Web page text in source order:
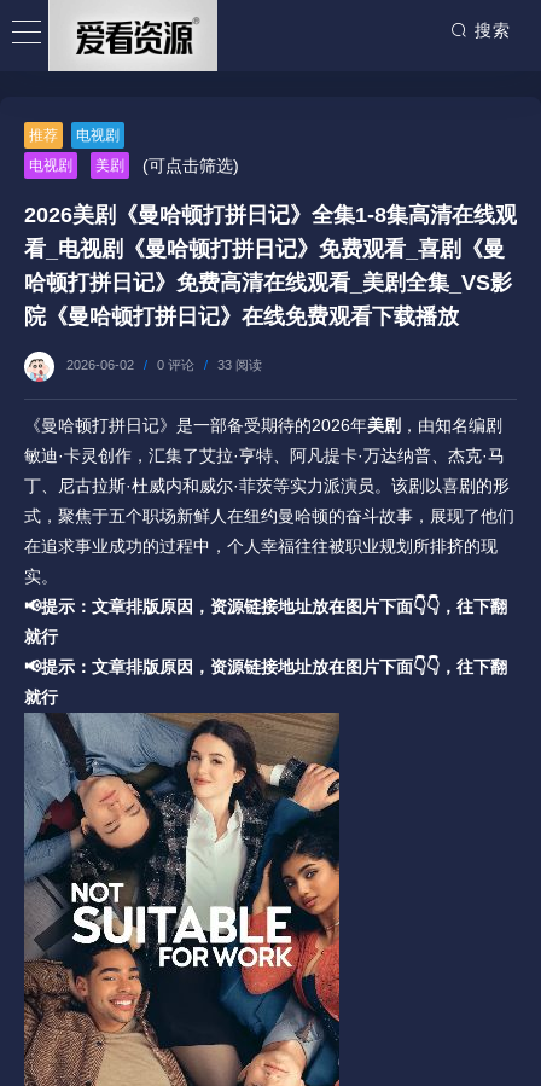
搜索
推荐
电视剧
电视剧
美剧 (可点击筛选)
2026美剧《曼哈顿打拼日记》全集1-8集高清在线观
看_电视剧《曼哈顿打拼日记》免费观看_喜剧《曼
哈顿打拼日记》免费高清在线观看_美剧全集_VS影
院《曼哈顿打拼日记》在线免费观看下载播放
2026-06-02 / 0 评论 / 33 阅读
《曼哈顿打拼日记》是一部备受期待的2026年美剧 ，由知名编剧
敏迪·卡灵创作，汇集了艾拉·亨特、阿凡提卡·万达纳普、杰克·马
丁、尼古拉斯·杜威内和威尔·菲茨等实力派演员。该剧以喜剧的形
式，聚焦于五个职场新鲜人在纽约曼哈顿的奋斗故事，展现了他们
在追求事业成功的过程中，个人幸福往往被职业规划所排挤的现
实。
📢提示：文章排版原因，资源链接地址放在图片下面👇👇，往下翻
就行
📢提示：文章排版原因，资源链接地址放在图片下面👇👇，往下翻
就行